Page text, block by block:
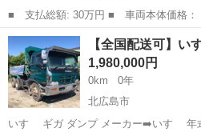
■ 支払総額: 30万円 ■ 車両本体価格： 230,000 円 ■ メーカー
名： ルノー ■ 車種名： メガーヌ ■
ライン ■ 排気量： 2000cc ■ ドア枚
C...
北海道 札幌市 その他
【全国配送可】い
1,980,000円
0km
0年
北広島市
いすゞ ギガ ダンプ メーカー➡️いすゞ 年式➡️平成11年5月 タイプ➡️ダ